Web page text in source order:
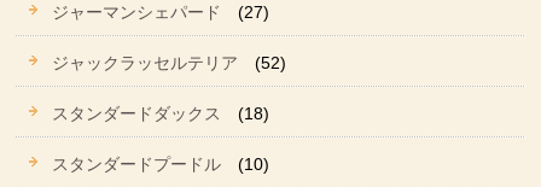
ジャーマンシェパード (27)
ジャックラッセルテリア (52)
スタンダードダックス (18)
スタンダードプードル (10)